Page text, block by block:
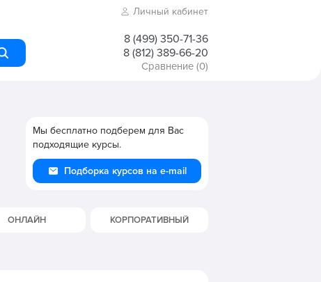
Личный кабинет
8 (499) 350-71-36
8 (812) 389-66-20
Сравнение (0)
Мы бесплатно подберем для Вас
подходящие курсы.
Подборка курсов на e-mail
ОНЛАЙН КОРПОРАТИВНЫЙ